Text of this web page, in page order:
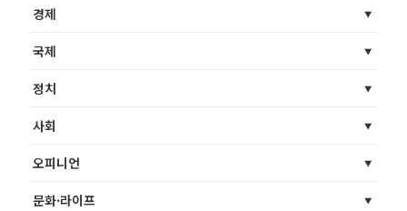
경제
국제
정치
사회
오피니언
문화·라이프